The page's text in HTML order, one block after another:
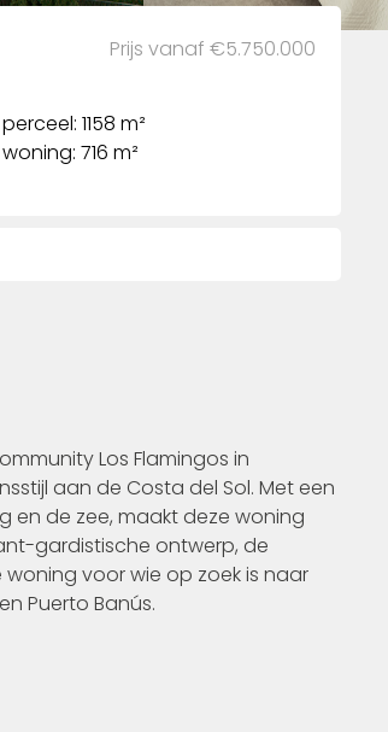
Prijs vanaf €5.750.000
1158 m²
716 m²
Los Flamingos in
aan de Costa del Sol. Met een
en de zee, maakt deze woning
gardistische ontwerp, de
voor wie op zoek is naar
Puerto Banús.